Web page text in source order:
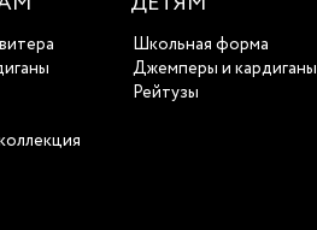
Школьная форма
Джемперы и кардиганы
Рейтузы